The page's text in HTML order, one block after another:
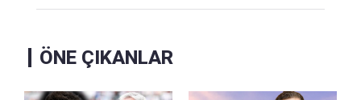
ÖNE ÇIKANLAR